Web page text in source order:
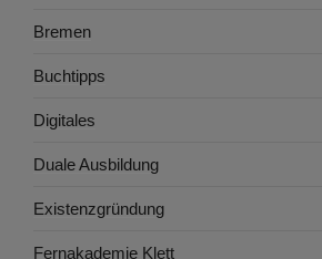
Bremen
Buchtipps
Digitales
Duale Ausbildung
Existenzgründung
Fernakademie Klett